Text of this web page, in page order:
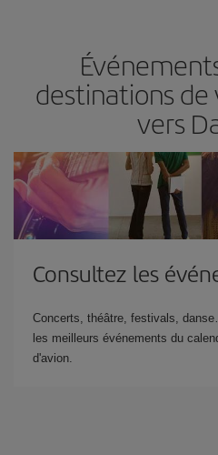
destinations de
vers
Consultez les
Concerts, théâtre, festivals,
les meilleurs événements du
d'avion.